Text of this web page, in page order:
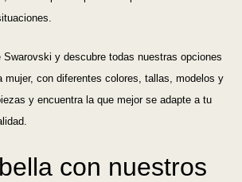
y descubre todas nuestras opciones
mujer, con diferentes colores, tallas, modelos y
y encuentra la que mejor se adapte a tu
con nuestros